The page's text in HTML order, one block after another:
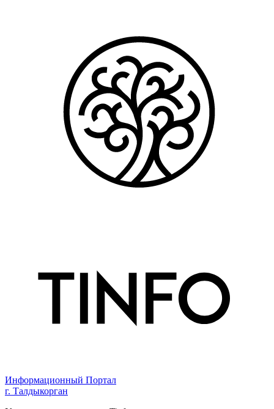
Информационный Портал
г. Талдыкорган